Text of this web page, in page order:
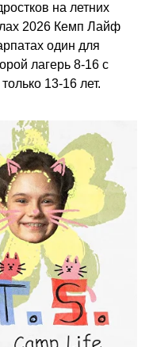
на летних
2026 Кемп Лайф
один для
лагерь 8-16 с
13-16 лет.